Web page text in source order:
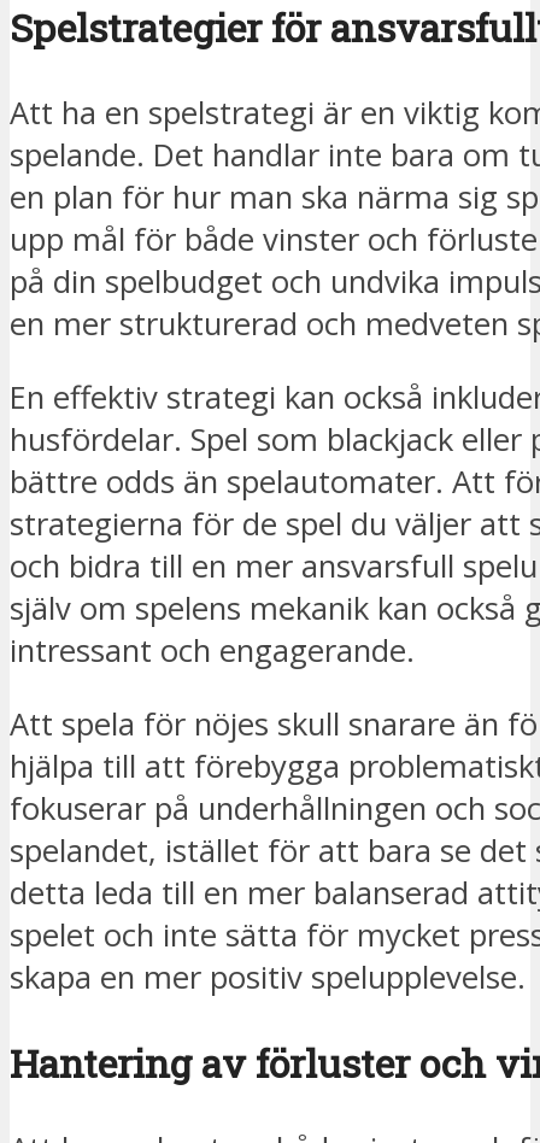
Spelstrategier för
Att ha en spelstrategi är en viktig
spelande. Det handlar inte bara om
en plan för hur man ska närma sig
upp mål för både vinster och
på din spelbudget och undvika
en mer strukturerad och medveten
En effektiv strategi kan också
husfördelar. Spel som blackjack
bättre odds än spelautomater. Att
strategierna för de spel du väljer att
och bidra till en mer ansvarsfull
själv om spelens mekanik kan också
intressant och engagerande.
Att spela för nöjes skull snarare än
hjälpa till att förebygga
fokuserar på underhållningen och
spelandet, istället för att bara se det
detta leda till en mer balanserad
spelet och inte sätta för mycket
skapa en mer positiv spelupplevelse.
Hantering av förluster och